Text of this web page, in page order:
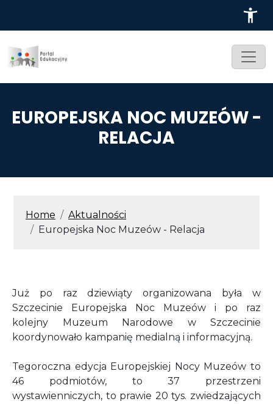
EUROPEJSKA NOC MUZEÓW -
RELACJA
ŚCIEŻKA NAWIGACYJNA
Home
Aktualności
Europejska Noc Muzeów - Relacja
Już po raz dziewiąty organizowana była w
Szczecinie Europejska Noc Muzeów i po raz
kolejny Muzeum Narodowe w Szczecinie
koordynowało kampanię medialną i informacyjną.
Tegoroczna edycja Europejskiej Nocy Muzeów to
46 podmiotów, to 37 przestrzeni
wystawienniczych, to prawie 20 tys. zwiedzających